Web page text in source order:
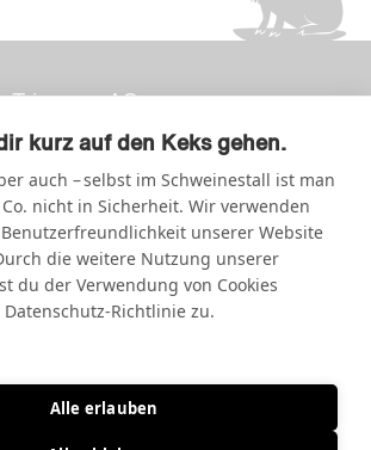
Trimarca AG
Strategie + Design
Storchengasse 15
7000 Chur
Kornhausstrasse 5
9000 St.Gallen
info@trimarca.ch
kurz auf den Keks gehen.
auch – selbst im Schweinestall ist man
nicht in Sicherheit. Wir verwenden
unserer Website
die weitere Nutzung unserer
du der Verwendung von Cookies
Richtlinie zu.
Alle erlauben